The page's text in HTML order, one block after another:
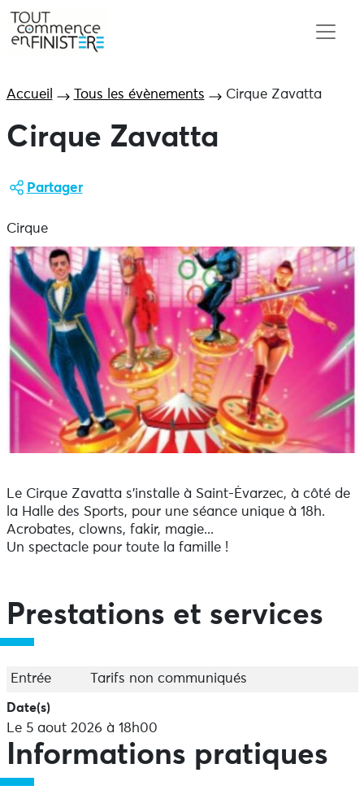
Accueil Tous les évènements Cirque Zavatta
Cirque Zavatta
Partager
Cirque
Le Cirque Zavatta s’installe à Saint-Évarzec, à côté de
la Halle des Sports, pour une séance unique à 18h.
Acrobates, clowns, fakir, magie...
Un spectacle pour toute la famille !
Prestations et services
Entrée Tarifs non communiqués
Date(s)
Le 5 aout 2026 à 18h00
Informations pratiques